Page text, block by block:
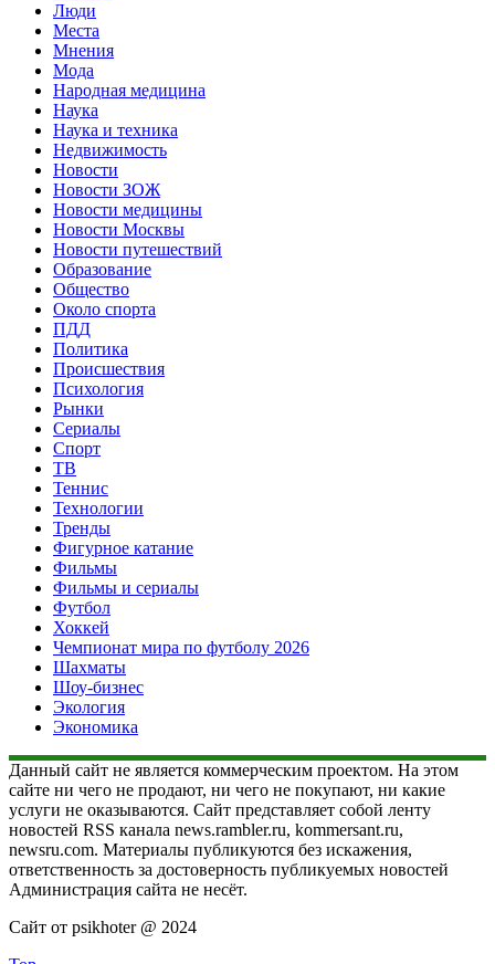
Люди
Места
Мнения
Мода
Народная медицина
Наука
Наука и техника
Недвижимость
Новости
Новости ЗОЖ
Новости медицины
Новости Москвы
Новости путешествий
Образование
Общество
Около спорта
ПДД
Политика
Происшествия
Психология
Рынки
Сериалы
Спорт
ТВ
Теннис
Технологии
Тренды
Фигурное катание
Фильмы
Фильмы и сериалы
Футбол
Хоккей
Чемпионат мира по футболу 2026
Шахматы
Шоу-бизнес
Экология
Экономика
Данный сайт не является коммерческим проектом. На этом
сайте ни чего не продают, ни чего не покупают, ни какие
услуги не оказываются. Сайт представляет собой ленту
новостей RSS канала news.rambler.ru, kommersant.ru,
newsru.com. Материалы публикуются без искажения,
ответственность за достоверность публикуемых новостей
Администрация сайта не несёт.
Сайт от psikhoter @ 2024